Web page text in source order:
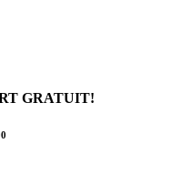
GRATUIT!